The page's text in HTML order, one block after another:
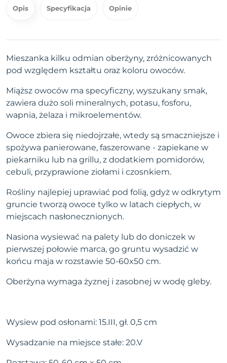
Opis Specyfikacja Opinie
Mieszanka kilku odmian oberżyny, zróżnicowanych
pod względem kształtu oraz koloru owoców.
Miąższ owoców ma specyficzny, wyszukany smak,
zawiera dużo soli mineralnych, potasu, fosforu,
wapnia, żelaza i mikroelementów.
Owoce zbiera się niedojrzałe, wtedy są smaczniejsze i
spożywa panierowane, faszerowane - zapiekane w
piekarniku lub na grillu, z dodatkiem pomidorów,
cebuli, przyprawione ziołami i czosnkiem.
Rośliny najlepiej uprawiać pod folią, gdyż w odkrytym
gruncie tworzą owoce tylko w latach ciepłych, w
miejscach nasłonecznionych.
Nasiona wysiewać na palety lub do doniczek w
pierwszej połowie marca, go gruntu wysadzić w
końcu maja w rozstawie 50-60x50 cm.
Oberżyna wymaga żyznej i zasobnej w wodę gleby.
Wysiew pod osłonami: 15.III, gł. 0,5 cm
Wysadzanie na miejsce stałe: 20.V